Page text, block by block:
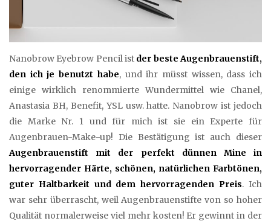
Nanobrow Eyebrow Pencil ist der beste Augenbrauenstift,
den ich je benutzt habe, und ihr müsst wissen, dass ich
einige wirklich renommierte Wundermittel wie Chanel,
Anastasia BH, Benefit, YSL usw. hatte. Nanobrow ist jedoch
die Marke Nr. 1 und für mich ist sie ein Experte für
Augenbrauen-Make-up! Die Bestätigung ist auch dieser
Augenbrauenstift mit der perfekt dünnen Mine in
hervorragender Härte, schönen, natürlichen Farbtönen,
guter Haltbarkeit und dem hervorragenden Preis. Ich
war sehr überrascht, weil Augenbrauenstifte von so hoher
Qualität normalerweise viel mehr kosten! Er gewinnt in der